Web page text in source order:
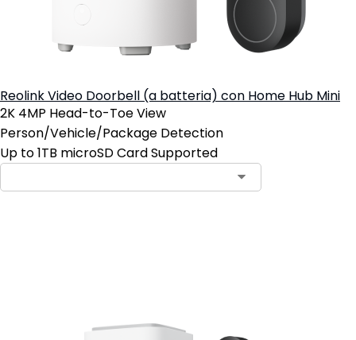
Reolink Video Doorbell (a batteria) con Home Hub Mini
2K 4MP Head-to-Toe View
Person/Vehicle/Package Detection
Up to 1TB microSD Card Supported